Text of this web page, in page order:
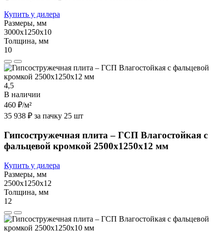
Купить у дилера
Размеры, мм
3000х1250х10
Толщина, мм
10
4,5
В наличии
460 ₽/м²
35 938 ₽ за пачку 25 шт
Гипсостружечная плита – ГСП Влагостойкая с
фальцевой кромкой 2500х1250х12 мм
Купить у дилера
Размеры, мм
2500х1250х12
Толщина, мм
12